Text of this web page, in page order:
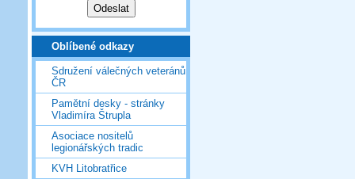
Oblíbené odkazy
Sdružení válečných veteránů
ČR
Pamětní desky - stránky
Vladimíra Štrupla
Asociace nositelů
legionářských tradic
KVH Litobratřice